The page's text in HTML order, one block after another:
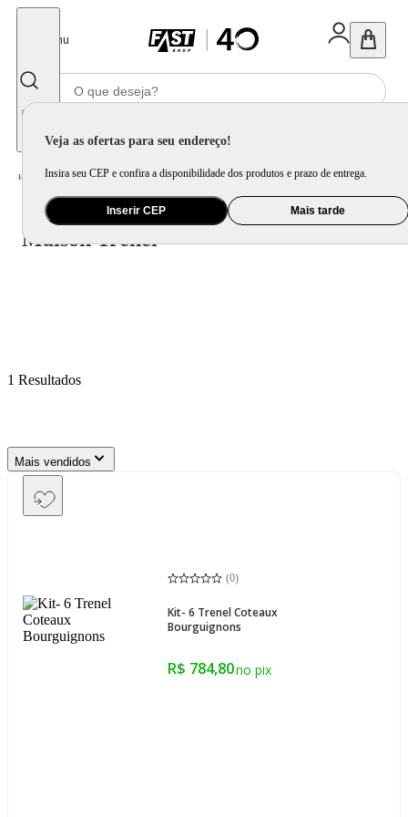
Menu
Veja as ofertas para seu endereço!
Insira seu CEP e confira a disponibilidade dos produtos e prazo de entrega.
Inserir CEP Mais tarde
Home Maison Trenel
Maison Trenel
1 Resultados
Mais vendidos
(0)
Kit- 6 Trenel Coteaux
Bourguignons
R$ 784,80